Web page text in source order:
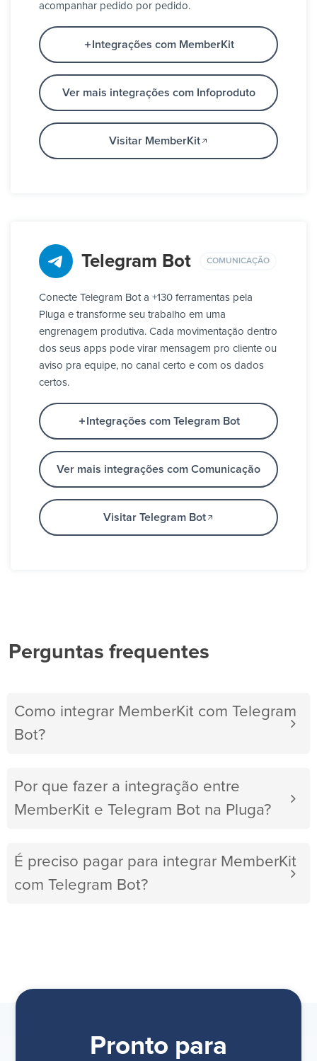
acompanhar pedido por pedido.
Integrações com MemberKit
Ver mais integrações com Infoproduto
Visitar MemberKit
Telegram Bot COMUNICAÇÃO
Conecte Telegram Bot a +130 ferramentas pela
Pluga e transforme seu trabalho em uma
engrenagem produtiva. Cada movimentação dentro
dos seus apps pode virar mensagem pro cliente ou
aviso pra equipe, no canal certo e com os dados
certos.
Integrações com Telegram Bot
Ver mais integrações com Comunicação
Visitar Telegram Bot
Perguntas frequentes
Como integrar MemberKit com Telegram
Bot?
Por que fazer a integração entre
MemberKit e Telegram Bot na Pluga?
É preciso pagar para integrar MemberKit
com Telegram Bot?
Pronto para